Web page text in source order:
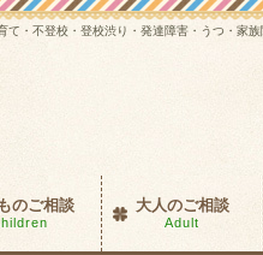
・不登校・登校渋り・発達障害・うつ・家
のご相談 大人のご相談
Adult